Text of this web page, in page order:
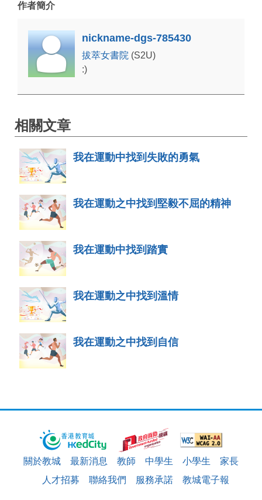
作者簡介
nickname-dgs-785430
拔萃女書院 (S2U)
:)
相關文章
我在運動中找到失敗的勇氣
我在運動之中找到堅毅不屈的精神
我在運動中找到踏實
我在運動之中找到溫情
我在運動之中找到自信
關於教城 最新消息 教師 中學生 小學生
家長
人才招募
聯絡我們 服務承諾 教城電子報